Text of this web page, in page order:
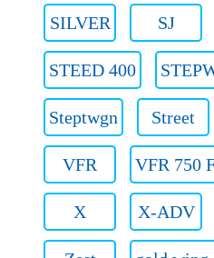
SILVER SJ
STEED 400
Steptwgn Street
VFR VFR 750
X X-ADV